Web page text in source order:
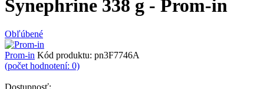
Synephrine 338 g - Prom-in
Obľúbené
Prom-in Kód produktu: pn3F7746A
(počet hodnotení: 0)